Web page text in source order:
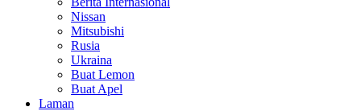
Nissan
Mitsubishi
Rusia
Ukraina
Buat Lemon
Buat Apel
Laman